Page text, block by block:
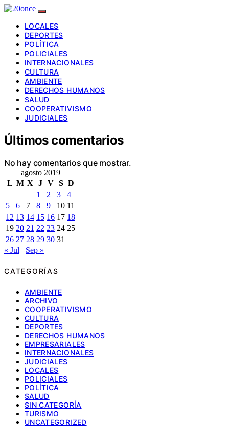
LOCALES
DEPORTES
POLÍTICA
POLICIALES
INTERNACIONALES
CULTURA
AMBIENTE
DERECHOS HUMANOS
SALUD
COOPERATIVISMO
JUDICIALES
Últimos comentarios
No hay comentarios que mostrar.
agosto 2019
L M X J V S D
1
2 3
4
5
6 7 8 9 10 11
12 13 14 15 16 17 18
19 20 21 22 23 24 25
26 27 28 29 30 31
« Jul
Sep »
CATEGORÍAS
AMBIENTE
ARCHIVO
COOPERATIVISMO
CULTURA
DEPORTES
DERECHOS HUMANOS
EMPRESARIALES
INTERNACIONALES
JUDICIALES
LOCALES
POLICIALES
POLÍTICA
SALUD
SIN CATEGORÍA
TURISMO
UNCATEGORIZED